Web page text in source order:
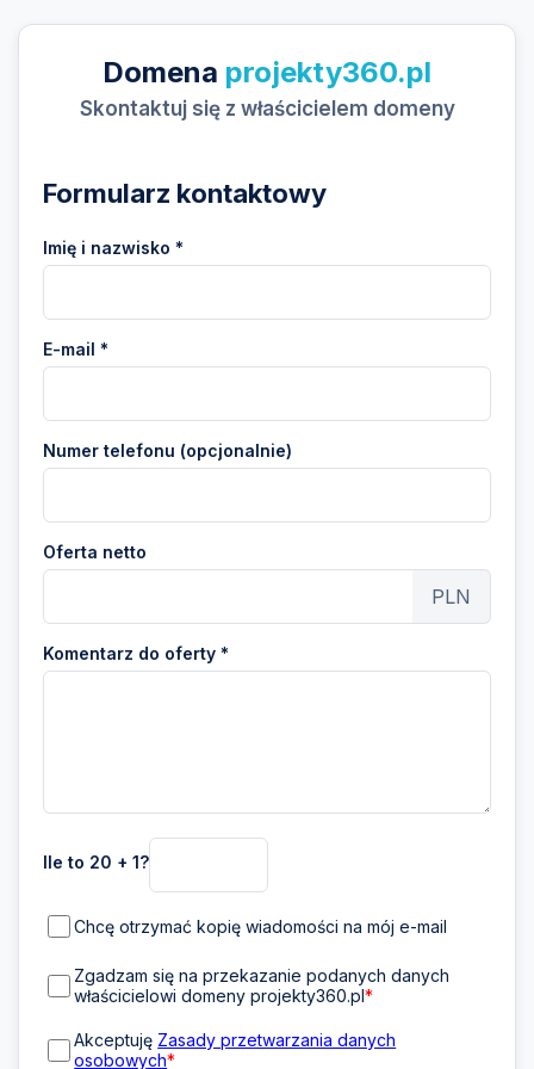
Domena projekty360.pl
Skontaktuj się z właścicielem domeny
Formularz kontaktowy
Imię i nazwisko *
E-mail *
Numer telefonu (opcjonalnie)
Oferta netto
PLN
Komentarz do oferty *
Ile to 20 + 1?
Chcę otrzymać kopię wiadomości na mój e-mail
Zgadzam się na przekazanie podanych danych
właścicielowi domeny projekty360.pl*
Akceptuję Zasady przetwarzania danych
osobowych*